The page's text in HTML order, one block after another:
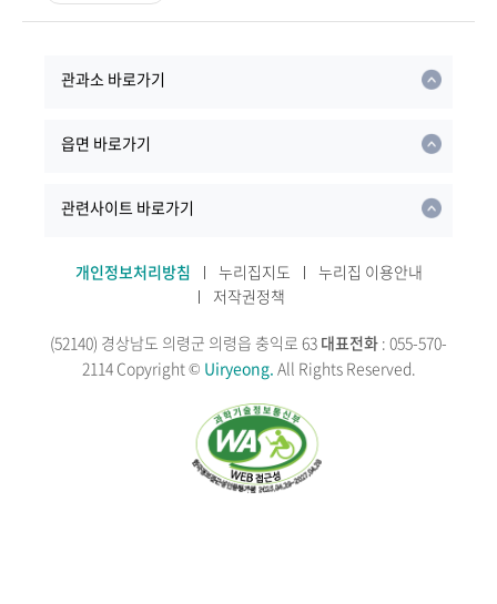
관과소 바로가기
읍면 바로가기
관련사이트 바로가기
개인정보처리방침 누리집지도
누리집 이용안내
저작권정책
(52140) 경상남도 의령군 의령읍 충익로 63 대표전화 : 055-570-
2114 Copyright © Uiryeong. All Rights Reserved.